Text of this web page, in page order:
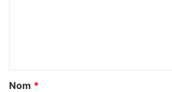
a
Nom *